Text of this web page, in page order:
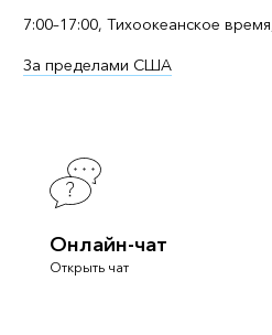
7:00–17:00, Тихоокеанское
За пределами США
Онлайн-чат
Открыть чат